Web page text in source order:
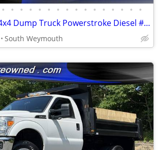
• • • • • • • • • • • • • • • •
2010 Ford F350 4x4 Dump Truck Powerstroke Diesel #14836
South Weymouth